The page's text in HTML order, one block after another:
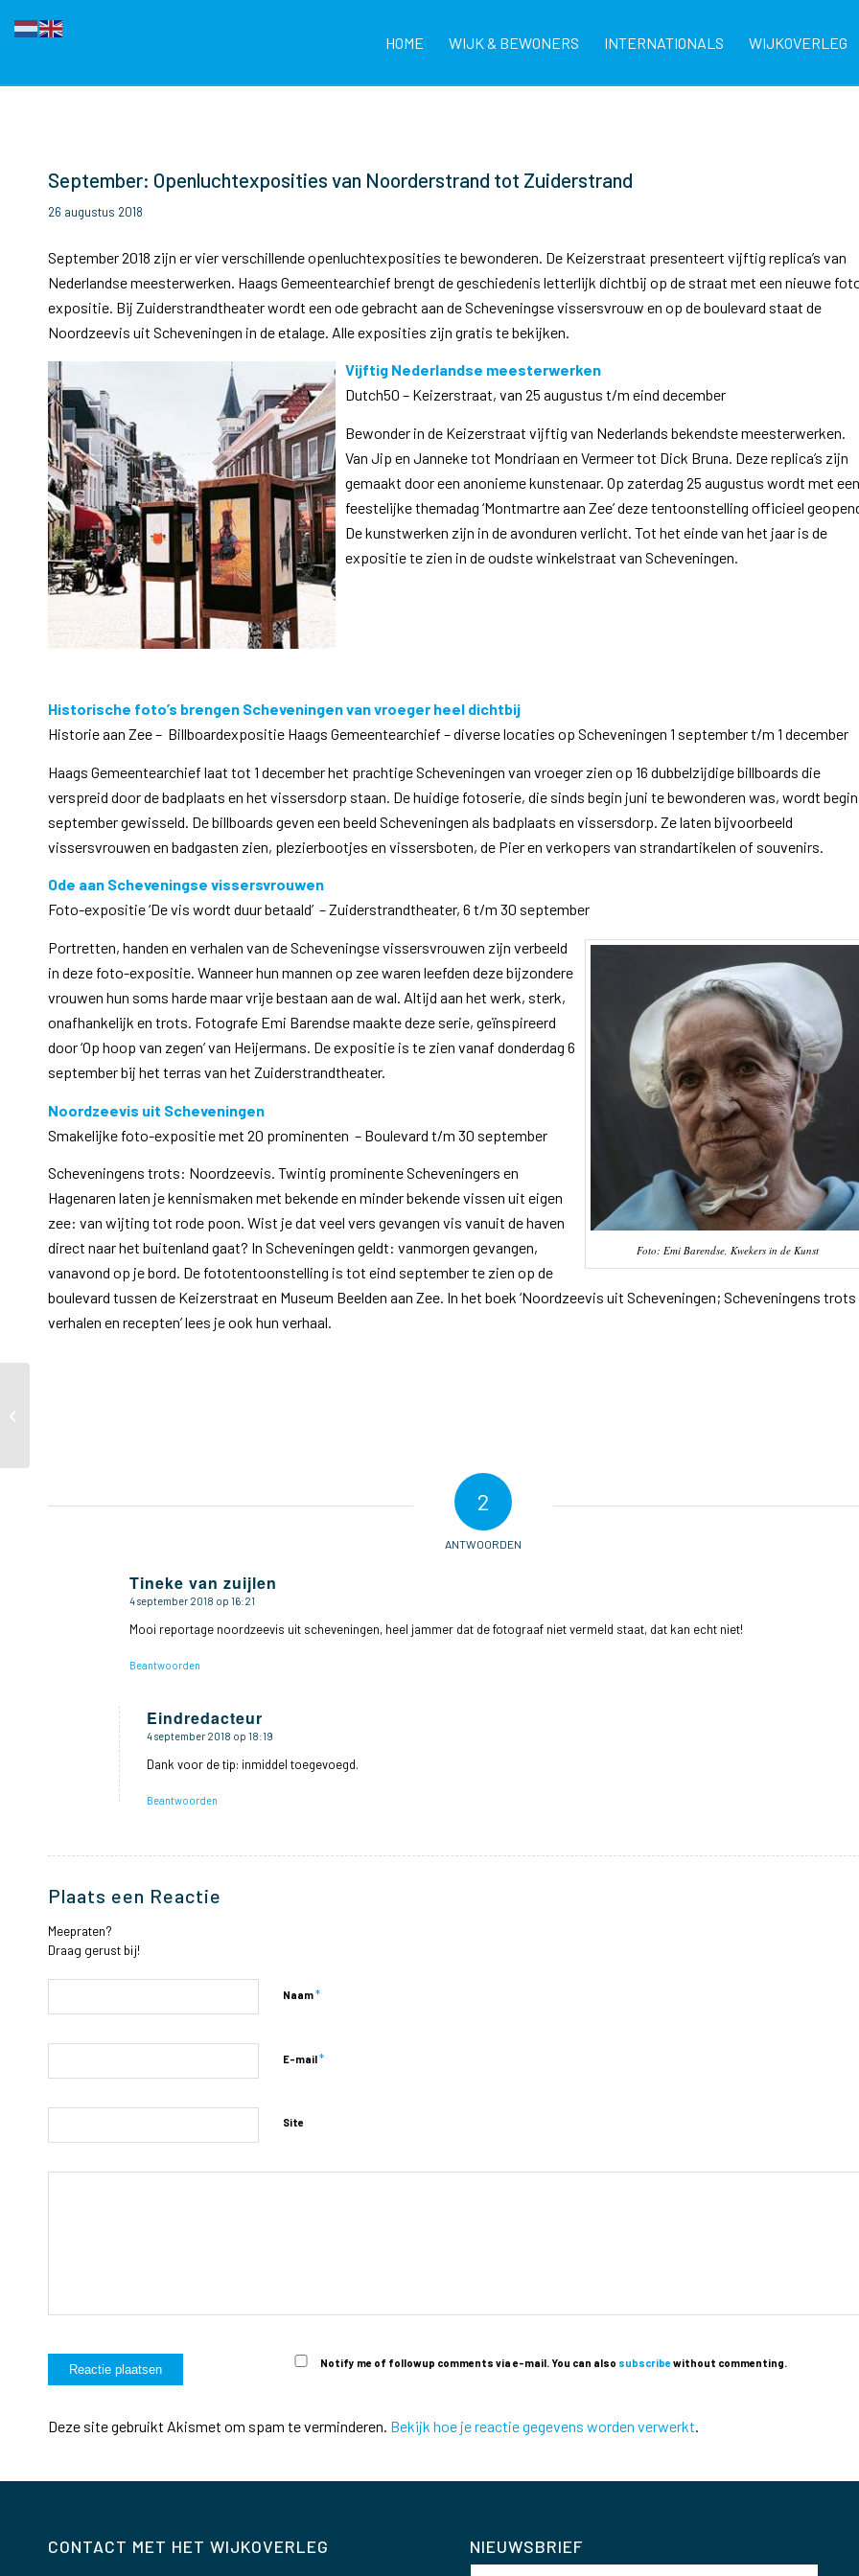
HOME WIJK & BEWONERS INTERNATIONALS WIJKOVERLEG
September: Openluchtexposities van Noorderstrand tot Zuiderstrand
26 augustus 2018
September 2018 zijn er vier verschillende openluchtexposities te bewonderen. De Keizerstraat presenteert vijftig replica’s van
Nederlandse meesterwerken. Haags Gemeentearchief brengt de geschiedenis letterlijk dichtbij op de straat met een nieuwe
expositie. Bij Zuiderstrandtheater wordt een ode gebracht aan de Scheveningse vissersvrouw en op de boulevard staat de
Noordzeevis uit Scheveningen in de etalage. Alle exposities zijn gratis te bekijken.
Vijftig Nederlandse meesterwerken
Dutch50 – Keizerstraat, van 25 augustus t/m eind december
Bewonder in de Keizerstraat vijftig van Nederlands bekendste meesterwerken.
Van Jip en Janneke tot Mondriaan en Vermeer tot Dick Bruna. Deze replica’s zijn
gemaakt door een anonieme kunstenaar. Op zaterdag 25 augustus wordt met een
feestelijke themadag ‘Montmartre aan Zee’ deze tentoonstelling officieel
De kunstwerken zijn in de avonduren verlicht. Tot het einde van het jaar is de
expositie te zien in de oudste winkelstraat van Scheveningen.
Historische foto’s brengen Scheveningen van vroeger heel dichtbij
Historie aan Zee – Billboardexpositie Haags Gemeentearchief – diverse locaties op Scheveningen 1 september t/m 1 december
Haags Gemeentearchief laat tot 1 december het prachtige Scheveningen van vroeger zien op 16 dubbelzijdige billboards die
verspreid door de badplaats en het vissersdorp staan. De huidige fotoserie, die sinds begin juni te bewonderen was, wordt begin
september gewisseld. De billboards geven een beeld Scheveningen als badplaats en vissersdorp. Ze laten bijvoorbeeld
vissersvrouwen en badgasten zien, plezierbootjes en vissersboten, de Pier en verkopers van strandartikelen of souvenirs.
Ode aan Scheveningse vissersvrouwen
Foto-expositie ‘De vis wordt duur betaald’ – Zuiderstrandtheater, 6 t/m 30 september
Foto: Emi Barendse, Kwekers in de Kunst
Portretten, handen en verhalen van de Scheveningse vissersvrouwen zijn verbeeld
in deze foto-expositie. Wanneer hun mannen op zee waren leefden deze bijzondere
vrouwen hun soms harde maar vrije bestaan aan de wal. Altijd aan het werk, sterk,
onafhankelijk en trots. Fotografe Emi Barendse maakte deze serie, geïnspireerd
door ‘Op hoop van zegen’ van Heijermans. De expositie is te zien vanaf donderdag 6
september bij het terras van het Zuiderstrandtheater.
Noordzeevis uit Scheveningen
Smakelijke foto-expositie met 20 prominenten – Boulevard t/m 30 september
Scheveningens trots: Noordzeevis. Twintig prominente Scheveningers en
Hagenaren laten je kennismaken met bekende en minder bekende vissen uit eigen
zee: van wijting tot rode poon. Wist je dat veel vers gevangen vis vanuit de haven
direct naar het buitenland gaat? In Scheveningen geldt: vanmorgen gevangen,
vanavond op je bord. De fototentoonstelling is tot eind september te zien op de
boulevard tussen de Keizerstraat en Museum Beelden aan Zee. In het boek ‘Noordzeevis uit Scheveningen; Scheveningens trots
verhalen en recepten’ lees je ook hun verhaal.
2
ANTWOORDEN
Tineke van zuijlen
zegt:
4 september 2018 op 16:21
Mooi reportage noordzeevis uit scheveningen, heel jammer dat de fotograaf niet vermeld staat, dat kan echt niet!
Beantwoorden
Eindredacteur
zegt:
4 september 2018 op 18:19
Dank voor de tip: inmiddel toegevoegd.
Beantwoorden
Plaats een Reactie
Meepraten?
Draag gerust bij!
Naam*
E-mail*
Site
Notify me of followup comments via e-mail. You can also subscribewithout commenting.
Deze site gebruikt Akismet om spam te verminderen. Bekijk hoe je reactie gegevens worden verwerkt.
CONTACT MET HET WIJKOVERLEG NIEUWSBRIEF